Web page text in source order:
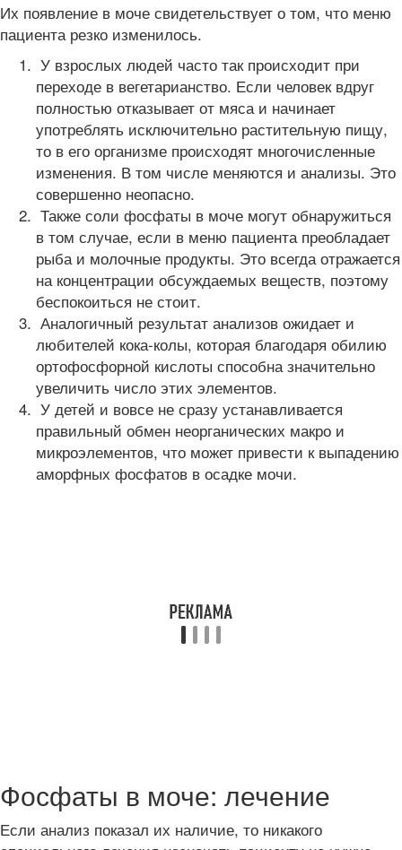
Их появление в моче свидетельствует о том, что меню
пациента резко изменилось.
У взрослых людей часто так происходит при
переходе в вегетарианство. Если человек вдруг
полностью отказывает от мяса и начинает
употреблять исключительно растительную пищу,
то в его организме происходят многочисленные
изменения. В том числе меняются и анализы. Это
совершенно неопасно.
Также соли фосфаты в моче могут обнаружиться
в том случае, если в меню пациента преобладает
рыба и молочные продукты. Это всегда отражается
на концентрации обсуждаемых веществ, поэтому
беспокоиться не стоит.
Аналогичный результат анализов ожидает и
любителей кока-колы, которая благодаря обилию
ортофосфорной кислоты способна значительно
увеличить число этих элементов.
У детей и вовсе не сразу устанавливается
правильный обмен неорганических макро и
микроэлементов, что может привести к выпадению
аморфных фосфатов в осадке мочи.
Фосфаты в моче: лечение
Если анализ показал их наличие, то никакого